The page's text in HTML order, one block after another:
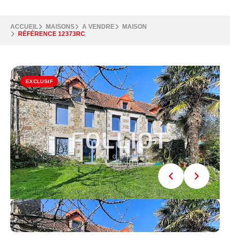
ACCUEIL MAISONS A VENDRE
MAISON
RÉFÉRENCE 12373RC
EXCLUSIF